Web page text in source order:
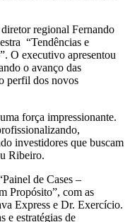
regional Fernando
“Tendências e
O executivo apresentou
o avanço das
perfil dos novos
força impressionante.
investidores que buscam
Ribeiro.
de Cases –
Propósito”, com as
Express e Dr. Exercício.
e estratégias de